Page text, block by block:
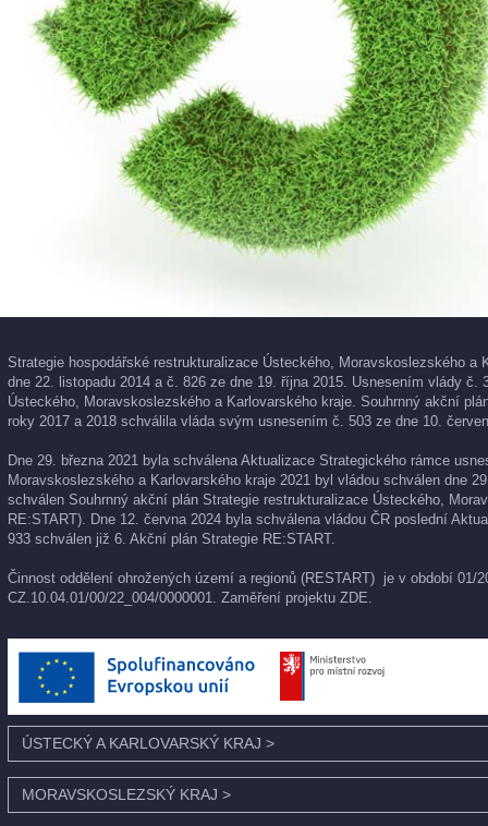
Strategie hospodářské restrukturalizace Ústeckého, Moravskoslezského
dne 22. listopadu 2014 a č. 826 ze dne 19. října 2015. Usnesením vlády
Ústeckého, Moravskoslezského a Karlovarského kraje. Souhrnný akční
roky 2017 a 2018 schválila vláda svým usnesením č. 503 ze dne 10.
Dne 29. března 2021 byla schválena Aktualizace Strategického rámce
Moravskoslezského a Karlovarského kraje 2021 byl vládou schválen dne
schválen Souhrnný akční plán Strategie restrukturalizace Ústeckého,
RE:START). Dne 12. června 2024 byla schválena vládou ČR poslední
933 schválen již 6. Akční plán Strategie RE:START.
Činnost oddělení ohrožených území a regionů (RESTART) je v období
CZ.10.04.01/00/22_004/0000001. Zaměření projektu ZDE
ÚSTECKÝ A KARLOVARSKÝ KRAJ >
MORAVSKOSLEZSKÝ KRAJ >